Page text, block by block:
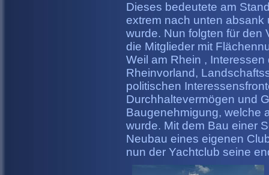
Dieses bedeutete am
extrem nach unten
wurde. Nun folgten für den
die Mitglieder mit
Weil am Rhein ,
Rheinvorland,
politischen
Durchhaltevermögen und
Baugenehmigung, welche
wurde. Mit dem Bau einer
Neubau eines eigenen
nun der Yachtclub seine